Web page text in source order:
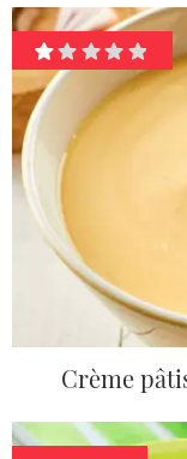
Crème